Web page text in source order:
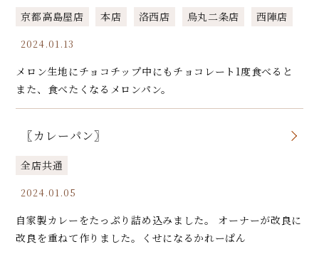
京都高島屋店 本店 洛西店 烏丸二条店 西陣店
2024.01.13
メロン生地にチョコチップ中にもチョコレート1度食べると
また、食べたくなるメロンパン。
〖カレーパン〗
全店共通
2024.01.05
自家製カレーをたっぷり詰め込みました。 オーナーが改良に
改良を重ねて作りました。くせになるかれーぱん